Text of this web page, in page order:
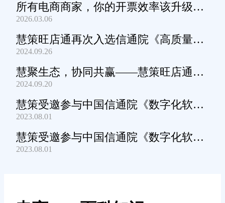
所有电商商家，你的开票效率该升级
了！
2026.03.06
慧策旺店通再次入选信通院《高质量数
字化转型产品及服务全景图》
2024.09.26
慧聚生态，协同共赢——慧策旺店通生
态交流会深圳站圆满举办
2024.09.20
慧策受邀参与中国信通院《数字化软件
产品及服务能力》规范编制工作
2023.08.01
慧策受邀参与中国信通院《数字化软件
产品及服务能力》规范编制工作
2023.08.01